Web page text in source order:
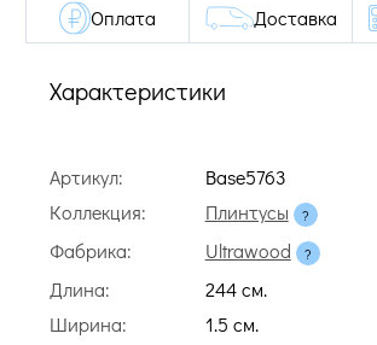
Характеристики
Артикул:
Base5763
Коллекция:
Плинтусы
Фабрика:
Ultrawood
Длина:
244 cм.
Ширина:
1.5 cм.
Оплата Доставка